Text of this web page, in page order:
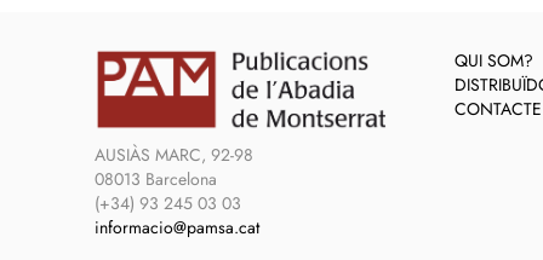
AUSIÀS MARC, 92-98
08013 Barcelona
(+34) 93 245 03 03
informacio@pamsa.cat
QUI SOM?
CONTACTE